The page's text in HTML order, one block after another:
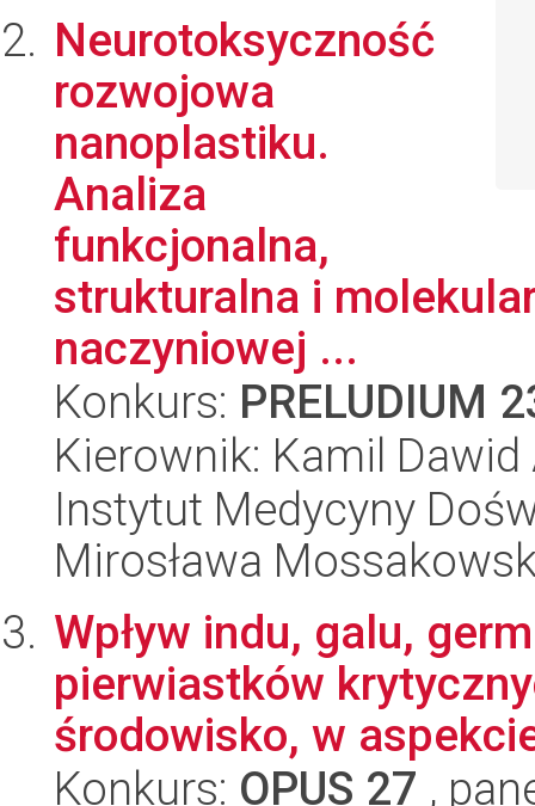
Neurotoksyczność
rozwojowa
nanoplastiku.
Analiza
funkcjonalna,
strukturalna i
naczyniowej ...
Konkurs: PRELUDIUM
Kierownik: Kamil
Instytut Medycyny
Mirosława
Wpływ indu, galu,
pierwiastków
środowisko, w
Konkurs: OPUS 27 ,